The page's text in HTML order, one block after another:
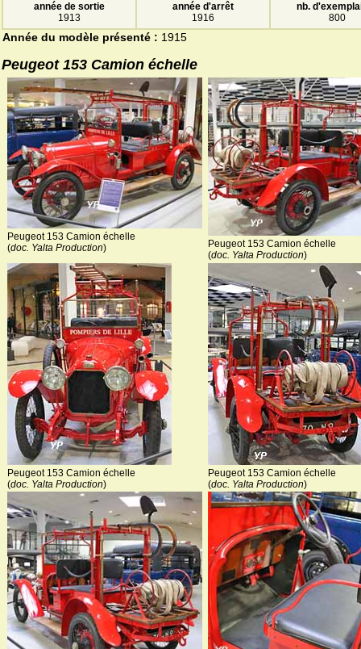
année de sortie
1913
année d'arrêt
1916
nb.
800
Année du modèle présenté : 1915
Peugeot 153 Camion échelle
Peugeot 153 Camion échelle
(doc. Yalta Production)
Peugeot 153 Camion échelle
(doc. Yalta Production)
Peugeot 153 Camion échelle
(doc. Yalta Production)
Peugeot 153 Camion échelle
(doc. Yalta Production)